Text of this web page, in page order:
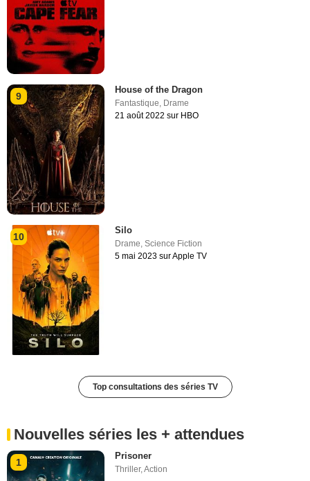
9
House of the Dragon
Fantastique Drame
21 août 2022 sur HBO
10
Silo
Drame,Science Fiction
5 mai 2023 sur Apple TV
Top consultations des séries TV
Nouvelles séries les + attendues
1
Prisoner
Thriller,Action